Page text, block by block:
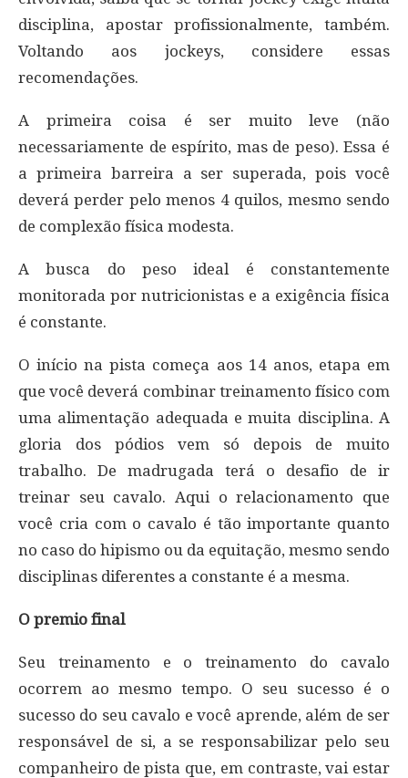
disciplina, apostar profissionalmente, também.
Voltando aos jockeys, considere essas
recomendações.
A primeira coisa é ser muito leve (não
necessariamente de espírito, mas de peso). Essa é
a primeira barreira a ser superada, pois você
deverá perder pelo menos 4 quilos, mesmo sendo
de complexão física modesta.
A busca do peso ideal é constantemente
monitorada por nutricionistas e a exigência física
é constante.
O início na pista começa aos 14 anos, etapa em
que você deverá combinar treinamento físico com
uma alimentação adequada e muita disciplina. A
gloria dos pódios vem só depois de muito
trabalho. De madrugada terá o desafio de ir
treinar seu cavalo. Aqui o relacionamento que
você cria com o cavalo é tão importante quanto
no caso do hipismo ou da equitação, mesmo sendo
disciplinas diferentes a constante é a mesma.
O premio final
Seu treinamento e o treinamento do cavalo
ocorrem ao mesmo tempo. O seu sucesso é o
sucesso do seu cavalo e você aprende, além de ser
responsável de si, a se responsabilizar pelo seu
companheiro de pista que, em contraste, vai estar